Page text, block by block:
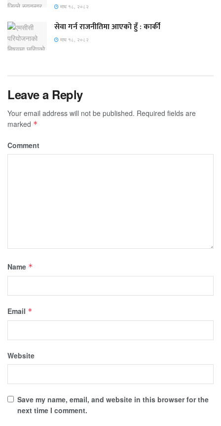
माघ १८, २०८२
सेवा गर्न राजनीतिमा आएको हुँ : कार्की
माघ १८, २०८२
Leave a Reply
Your email address will not be published. Required fields are
marked *
Comment
Name *
Email *
Website
Save my name, email, and website in this browser for the
next time I comment.